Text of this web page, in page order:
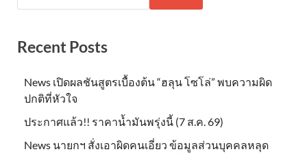
Recent Posts
News เปิดผลชันสูตรเบื้องต้น “ฮลุน โซโล่” พบความผิด
ปกติที่หัวใจ
ประกาศแล้ว!! ราคาน้ำมันพรุ่งนี้ (7 ส.ค. 69)
News นายกฯ สั่งเอาผิดคนเอี่ยว ข้อมูลส่วนบุคคลหลุด